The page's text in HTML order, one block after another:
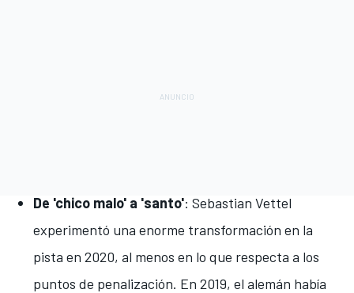
De 'chico malo' a 'santo': Sebastian Vettel
experimentó una enorme transformación en la
pista en 2020, al menos en lo que respecta a los
puntos de penalización. En 2019, el alemán había